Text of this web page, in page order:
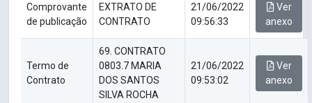
Comprovante
de publicação
EXTRATO DE
CONTRATO
21/06/2022
09:56:33
Ver
anexo
Termo de
Contrato
69. CONTRATO
0803.7 MARIA
DOS SANTOS
SILVA ROCHA
21/06/2022
09:53:02
Ver
anexo